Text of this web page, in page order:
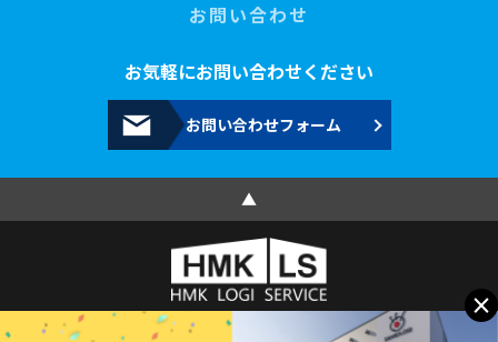
×
お問い合わせ
お気軽にお問い合わせください
お問い合わせフォーム
▲